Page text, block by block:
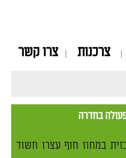
צרכנות צרו קשר
בחדרה
במחוז חוף עצרו חשוד